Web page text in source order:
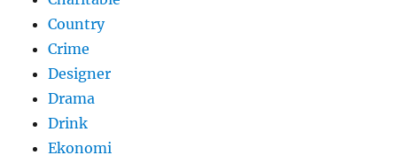
Country
Crime
Designer
Drama
Drink
Ekonomi